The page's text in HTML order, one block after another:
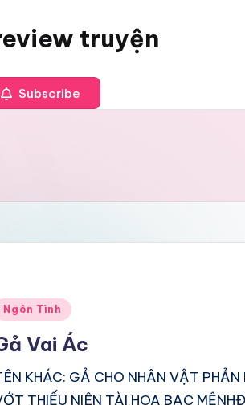
truyện
Subscribe
Ngôn Tình
Vai Ác
KHÁC: GẢ CHO NHÂN VẬT PHẢN
THIẾU NIÊN TÀI HOA BẠC